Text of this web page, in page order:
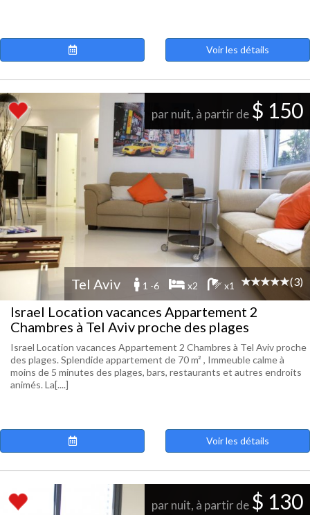
Voir les détails
par nuit, à partir de $ 150
Tel Aviv 1 -6 x2 x1 (3)
Israel Location vacances Appartement 2
Chambres à Tel Aviv proche des plages
Israel Location vacances Appartement 2 Chambres à Tel Aviv proche
des plages. Splendide appartement de 70 m² , Immeuble calme à
moins de 5 minutes des plages, bars, restaurants et autres endroits
animés. La[....]
Voir les détails
par nuit, à partir de $ 130